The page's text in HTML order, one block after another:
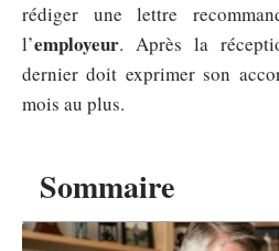
Sommaire
rédiger une lettre
l’employeur. Après la
dernier doit exprimer son
mois au plus.